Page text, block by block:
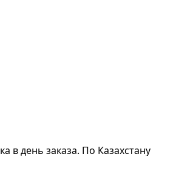
в день заказа. По Казахстану